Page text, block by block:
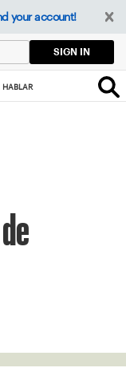
your account!
SIGN IN
HABLAR